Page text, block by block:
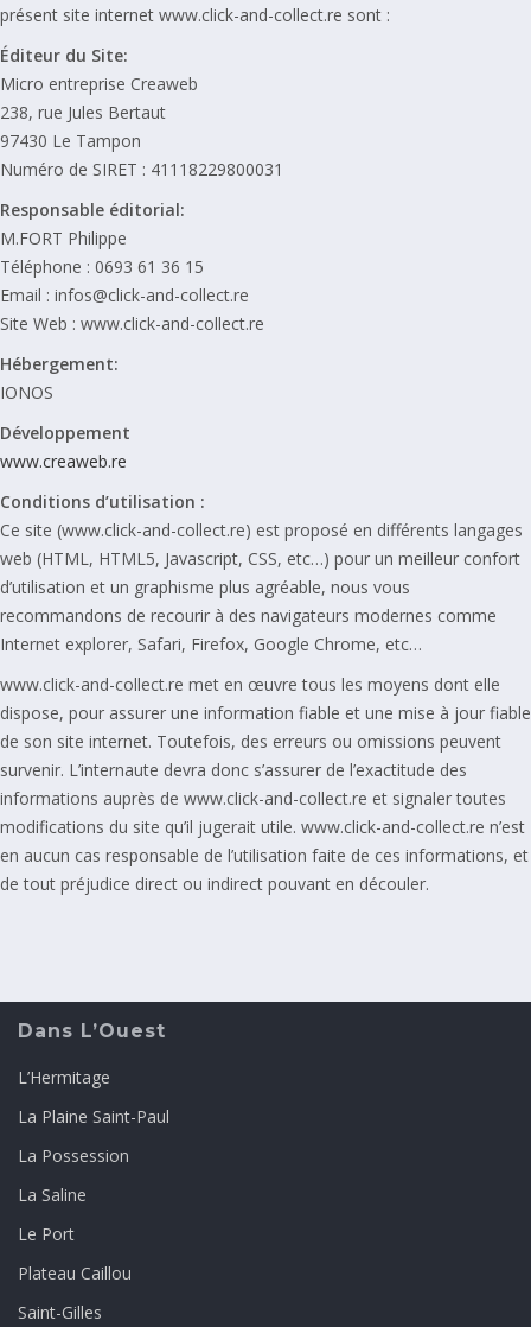
présent site internet www.click-and-collect.re sont :
Éditeur du Site:
Micro entreprise Creaweb
238, rue Jules Bertaut
97430 Le Tampon
Numéro de SIRET : 41118229800031
Responsable éditorial:
M.FORT Philippe
Téléphone : 0693 61 36 15
Email : infos@click-and-collect.re
Site Web : www.click-and-collect.re
Hébergement:
IONOS
Développement
www.creaweb.re
Conditions d’utilisation :
Ce site (www.click-and-collect.re) est proposé en différents langages
web (HTML, HTML5, Javascript, CSS, etc…) pour un meilleur confort
d’utilisation et un graphisme plus agréable, nous vous
recommandons de recourir à des navigateurs modernes comme
Internet explorer, Safari, Firefox, Google Chrome, etc…
www.click-and-collect.re met en œuvre tous les moyens dont elle
dispose, pour assurer une information fiable et une mise à jour fiable
de son site internet. Toutefois, des erreurs ou omissions peuvent
survenir. L’internaute devra donc s’assurer de l’exactitude des
informations auprès de www.click-and-collect.re et signaler toutes
modifications du site qu’il jugerait utile. www.click-and-collect.re n’est
en aucun cas responsable de l’utilisation faite de ces informations, et
de tout préjudice direct ou indirect pouvant en découler.
Dans L’Ouest
L’Hermitage
La Plaine Saint-Paul
La Possession
La Saline
Le Port
Plateau Caillou
Saint-Gilles